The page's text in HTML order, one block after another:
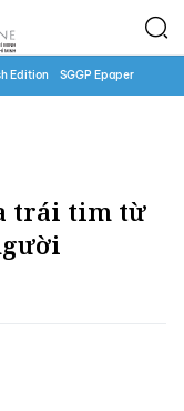
Edition SGGP Epaper
trái tim từ